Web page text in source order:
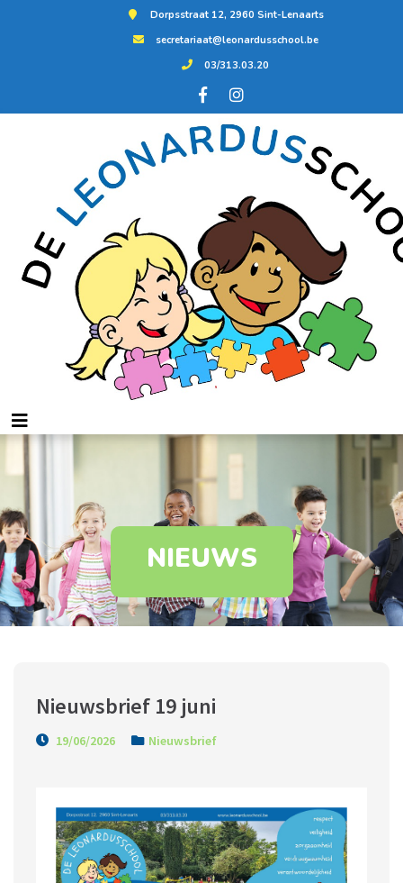
Dorpsstraat 12, 2960 Sint-Lenaarts
secretariaat@leonardusschool.be
03/313.03.20
NIEUWS
Nieuwsbrief 19 juni
19/06/2026 Nieuwsbrief